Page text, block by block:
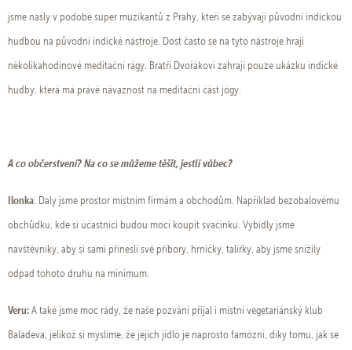
jsme našly v podobě super muzikantů z Prahy, kteří se zabývají původní indickou
hudbou na původní indické nástroje. Dost často se na tyto nástroje hrají
několikahodinové meditační rágy. Bratři Dvořákovi zahrají pouze ukázku indické
hudby, která má právě návaznost na meditační část jógy.
A co občerstvení? Na co se můžeme těšit, jestli vůbec?
Ilonka: Daly jsme prostor místním firmám a obchodům. Například bezobalovému
obchůdku, kde si účastníci budou moci koupit svačinku. Vybídly jsme
návštěvníky, aby si sami přinesli své příbory, hrníčky, talířky, aby jsme snížily
odpad tohoto druhu na minimum.
Veru:A také jsme moc rády, že naše pozvání přijal i místní vegetariánský klub
Baladeva, jelikož si myslíme, že jejich jídlo je naprosto famózní, díky tomu, jak se